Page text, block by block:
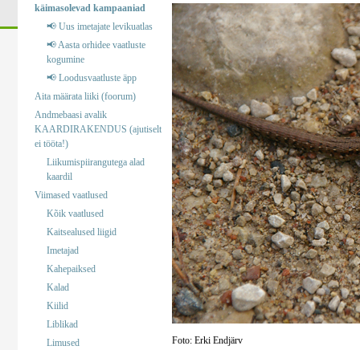
käimasolevad kampaaniad
📢 Uus imetajate levikuatlas
📢 Aasta orhidee vaatluste
kogumine
📢 Loodusvaatluste äpp
Aita määrata liiki (foorum)
Andmebaasi avalik
KAARDIRAKENDUS (ajutiselt
ei tööta!)
Liikumispiirangutega alad
kaardil
Viimased vaatlused
Kõik vaatlused
Kaitsealused liigid
Imetajad
Kahepaiksed
Kalad
Kiilid
Liblikad
Limused
Foto: Erki Endjärv